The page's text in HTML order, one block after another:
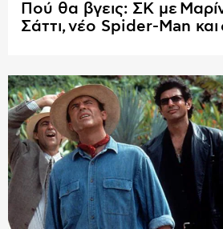
Πού θα βγεις: ΣΚ με
Σάττι, νέο Spider-Man και